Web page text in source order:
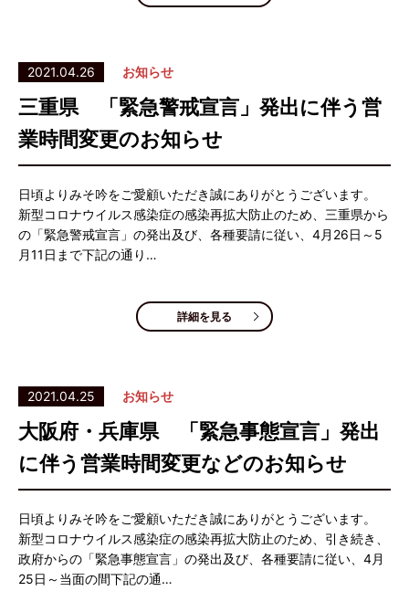
2021.04.26 お知らせ
三重県 「緊急警戒宣言」発出に伴う営
業時間変更のお知らせ
日頃よりみそ吟をご愛顧いただき誠にありがとうございます。
新型コロナウイルス感染症の感染再拡大防止のため、三重県から
の「緊急警戒宣言」の発出及び、各種要請に従い、4月26日～5
月11日まで下記の通り…
詳細を見る
2021.04.25 お知らせ
大阪府・兵庫県 「緊急事態宣言」発出
に伴う営業時間変更などのお知らせ
日頃よりみそ吟をご愛顧いただき誠にありがとうございます。
新型コロナウイルス感染症の感染再拡大防止のため、引き続き、
政府からの「緊急事態宣言」の発出及び、各種要請に従い、4月
25日～当面の間下記の通…